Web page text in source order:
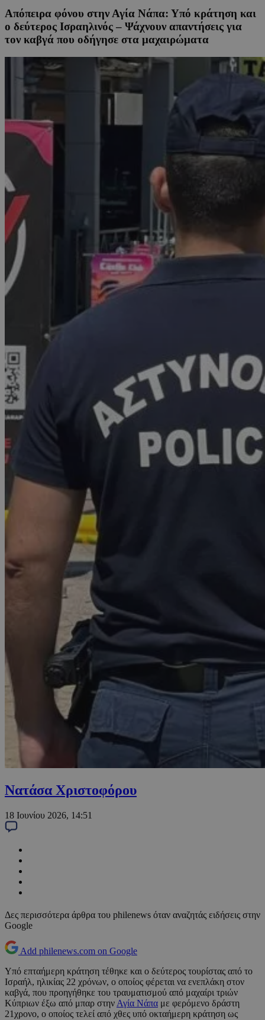
Απόπειρα φόνου στην Αγία Νάπα: Υπό κράτηση και
ο δεύτερος Ισραηλινός – Ψάχνουν απαντήσεις για
τον καβγά που οδήγησε στα μαχαιρώματα
Νατάσα Χριστοφόρου
18 Ιουνίου 2026, 14:51
Δες περισσότερα άρθρα του philenews όταν αναζητάς ειδήσεις στην
Google
Add philenews.com on Google
Υπό επταήμερη κράτηση τέθηκε και ο δεύτερος τουρίστας από το
Ισραήλ, ηλικίας 22 χρόνων, ο οποίος φέρεται να ενεπλάκη στον
καβγά, που προηγήθηκε του τραυματισμού από μαχαίρι τριών
Κύπριων έξω από μπαρ στην Αγία Νάπα με φερόμενο δράστη
21χρονο, ο οποίος τελεί από χθες υπό οκταήμερη κράτηση ως